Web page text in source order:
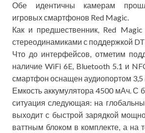
Обе идентичны камерам
игровых смартфонов Red Magic.
Как и предшественник, Red
стереодинамиками с поддержкой
Что до интерфейсов, отметим
наличие WiFi 6E, Bluetooth 5.1 и
смартфон оснащен аудиопортом
Емкость аккумулятора 4500 мАч. С
ситуация следующая: на
выходит с быстрой зарядкой
ваттным блоком в комплекте, а на